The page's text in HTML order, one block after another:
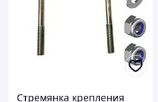
Стремянка крепления